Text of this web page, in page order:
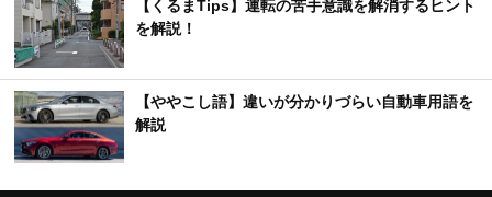
【くるまTips】運転の苦手意識を解消するヒント
を解説！
【ややこし語】違いが分かりづらい自動車用語を
解説